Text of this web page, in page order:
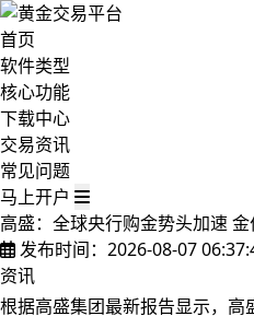
首页
软件类型
核心功能
下载中心
交易资讯
常见问题
马上开户
高盛：全球央行购金势头加速
发布时间：2026-08-07
资讯
根据高盛集团最新报告显示，